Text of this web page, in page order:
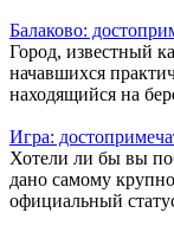
Балаково:
Город, известный
начавшихся
находящийся на
Игра:
Хотели ли бы вы
дано самому
официальный